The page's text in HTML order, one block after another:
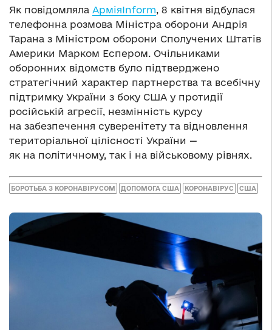
Як повідомляла АрміяInform , 8 квітня відбулася
телефонна розмова Міністра оборони Андрія
Тарана з Міністром оборони Сполучених Штатів
Америки Марком Еспером. Очільниками
оборонних відомств було підтверджено
стратегічний характер партнерства та всебічну
підтримку України з боку США у протидії
російській агресії, незмінність курсу
на забезпечення суверенітету та відновлення
територіальної цілісності України —
як на політичному, так і на військовому рівнях.
БОРОТЬБА З КОРОНАВІРУСОМ ДОПОМОГА США КОРОНАВІРУС США